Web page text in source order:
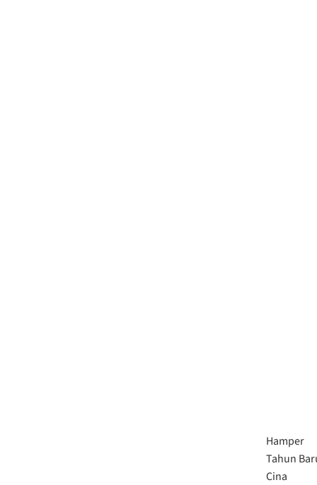
Hamper
Tahun
Cina